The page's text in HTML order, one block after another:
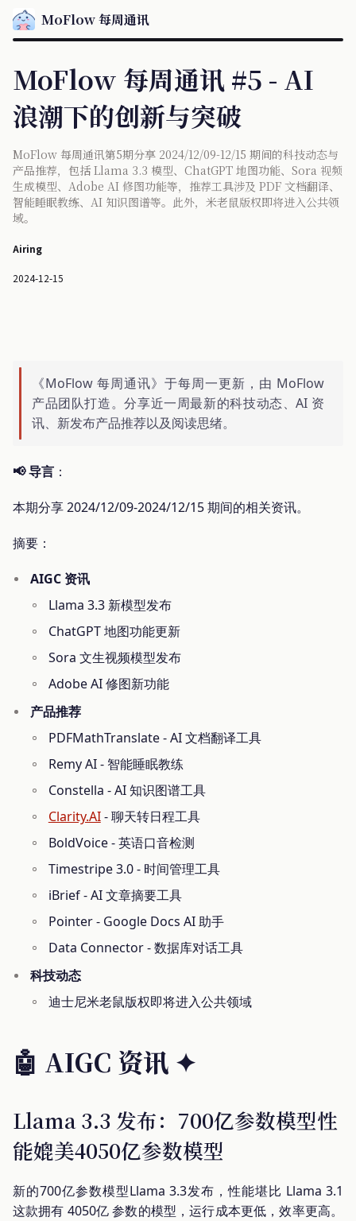
MoFlow 每周通讯
MoFlow 每周通讯 #5 - AI
浪潮下的创新与突破
MoFlow 每周通讯第5期分享 2024/12/09-12/15 期间的科技动态与
产品推荐，包括 Llama 3.3 模型、ChatGPT 地图功能、Sora 视频
生成模型、Adobe AI 修图功能等，推荐工具涉及 PDF 文档翻译、
智能睡眠教练、AI 知识图谱等。此外，米老鼠版权即将进入公共领
域。
Airing
2024-12-15
《MoFlow 每周通讯》于每周一更新，由 MoFlow
产品团队打造。分享近一周最新的科技动态、AI 资
讯、新发布产品推荐以及阅读思绪。
📢 导言 ：
本期分享 2024/12/09-2024/12/15 期间的相关资讯。
摘要：
AIGC 资讯
Llama 3.3 新模型发布
ChatGPT 地图功能更新
Sora 文生视频模型发布
Adobe AI 修图新功能
产品推荐
PDFMathTranslate - AI 文档翻译工具
Remy AI - 智能睡眠教练
Constella - AI 知识图谱工具
Clarity.AI- 聊天转日程工具
BoldVoice - 英语口音检测
Timestripe 3.0 - 时间管理工具
iBrief - AI 文章摘要工具
Pointer - Google Docs AI 助手
Data Connector - 数据库对话工具
科技动态
迪士尼米老鼠版权即将进入公共领域
🤖 AIGC 资讯 ✦
Llama 3.3 发布：700亿参数模型性
能媲美4050亿参数模型
新的700亿参数模型Llama 3.3发布，性能堪比 Llama 3.1
这款拥有 4050亿 参数的模型，运行成本更低，效率更高。